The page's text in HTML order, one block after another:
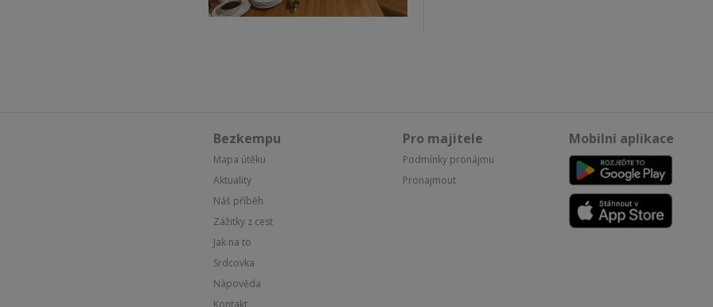
Bezkempu
Mapa útěku
Aktuality
Náš příběh
Zážitky z cest
Jak na to
Srdcovka
Nápověda
Kontakt
Pro majitele
Podmínky pronájmu
Pronajmout
Mobilní aplikace